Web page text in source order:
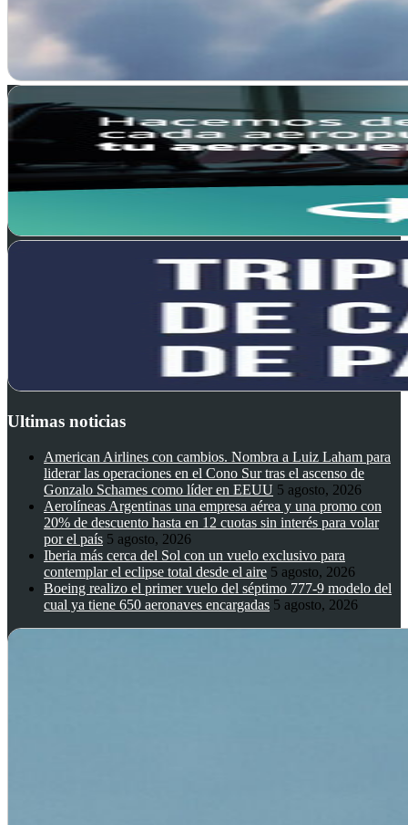
Ultimas noticias
American Airlines con cambios. Nombra a Luiz Laham para
liderar las operaciones en el Cono Sur tras el ascenso de
Gonzalo Schames como líder en EEUU 5 agosto, 2026
Aerolíneas Argentinas una empresa aérea y una promo con
20% de descuento hasta en 12 cuotas sin interés para volar
por el país 5 agosto, 2026
Iberia más cerca del Sol con un vuelo exclusivo para
contemplar el eclipse total desde el aire 5 agosto, 2026
Boeing realizo el primer vuelo del séptimo 777-9 modelo del
cual ya tiene 650 aeronaves encargadas 5 agosto, 2026